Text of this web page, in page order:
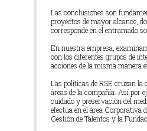
Las conclusiones son
proyectos de mayor alcance,
corresponde en el entramado
En nuestra empresa,
con los diferentes grupos de
acciones de la misma manera
Las políticas de RSE cruzan la
áreas de la compañía. Así por
cuidado y preservación del
efectúa en el área Corporativa
Gestión de Talentos y la